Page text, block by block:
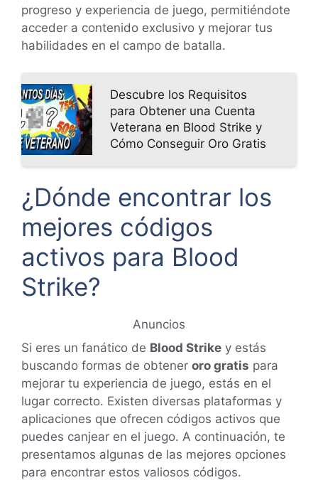
progreso y experiencia de juego, permitiéndote
acceder a contenido exclusivo y mejorar tus
habilidades en el campo de batalla.
Descubre los Requisitos
para Obtener una Cuenta
Veterana en Blood Strike y
Cómo Conseguir Oro Gratis
¿Dónde encontrar los
mejores códigos
activos para Blood
Strike?
Anuncios
Si eres un fanático de Blood Strike y estás
buscando formas de obtener oro gratis para
mejorar tu experiencia de juego, estás en el
lugar correcto. Existen diversas plataformas y
aplicaciones que ofrecen códigos activos que
puedes canjear en el juego. A continuación, te
presentamos algunas de las mejores opciones
para encontrar estos valiosos códigos.